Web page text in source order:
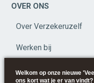
OVER ONS
Over Verzekeruzelf
Werken bij
Privacy
Welkom op onze nieuwe
ons kort wat je er van vindt?